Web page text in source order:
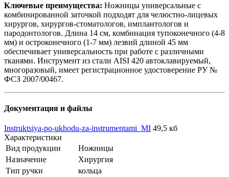
Ключевые преимущества: Ножницы универсальные с
комбинированной заточкой подходят для челюстно-лицевых
хирургов, хирургов-стоматологов, имплантологов и
пародонтологов. Длина 14 см, комбинация тупоконечного (4-8
мм) и остроконечного (1-7 мм) лезвий длиной 45 мм
обеспечивает универсальность при работе с различными
тканями. Инструмент из стали AISI 420 автоклавируемый,
многоразовый, имеет регистрационное удостоверение РУ №
ФСЗ 2007/00467.
Документация и файлы
Instruktsiya-po-ukhodu-za-instrumentami_MI 49,5 кб
Характеристики
Вид продукции
Ножницы
Назначение
Хирургия
Тип ручки
кольца